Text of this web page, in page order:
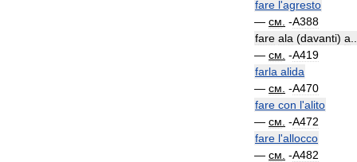
fare l'agresto
— см -A388
fare ala (davanti) a
— см -A419
farla alida
— см -A470
fare con l'alito
— см -A472
fare l'allocco
— см -A482